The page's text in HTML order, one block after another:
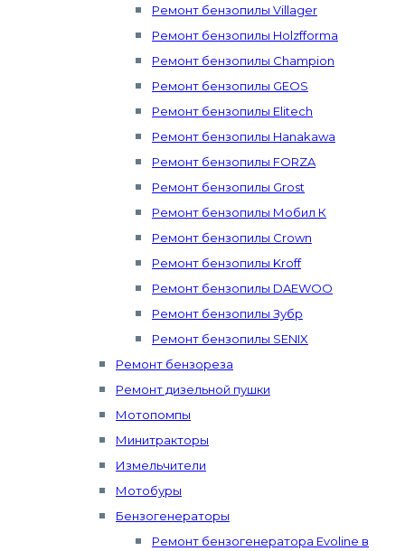
Ремонт бензопилы Villager
Ремонт бензопилы Holzfforma
Ремонт бензопилы Champion
Ремонт бензопилы GEOS
Ремонт бензопилы Elitech
Ремонт бензопилы Hanakawa
Ремонт бензопилы FORZA
Ремонт бензопилы Grost
Ремонт бензопилы Мобил К
Ремонт бензопилы Crown
Ремонт бензопилы Kroff
Ремонт бензопилы DAEWOO
Ремонт бензопилы Зубр
Ремонт бензопилы SENIX
Ремонт бензореза
Ремонт дизельной пушки
Мотопомпы
Минитракторы
Измельчители
Мотобуры
Бензогенераторы
Ремонт бензогенератора Evoline в